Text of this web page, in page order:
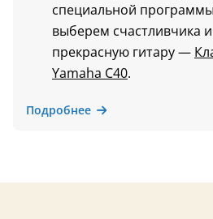
специальной
выберем счастливчика
прекрасную гитару —
Yamaha C40.
Подробнее